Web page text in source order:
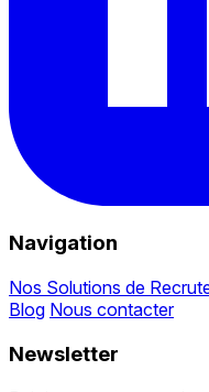
Navigation
Nos Solutions de
Blog Nous contacter
Newsletter